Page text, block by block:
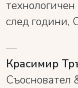
след години,
—
Красимир
Съосновател